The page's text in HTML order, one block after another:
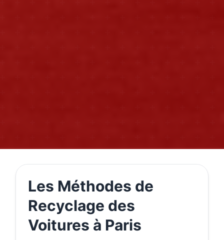
Les Méthodes de
Recyclage des
Voitures à Paris